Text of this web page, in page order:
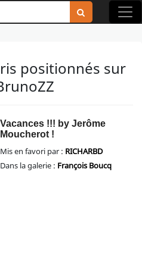
positionnés sur
Vacances !!! by Jerôme
Moucherot !
Mis en favori par : RICHARBD
Dans la galerie : François Boucq